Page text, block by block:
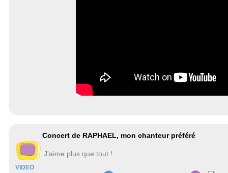
VIDEO
Concert de RAPHAEL, mon chanteur préféré
J'aime plus que tout !